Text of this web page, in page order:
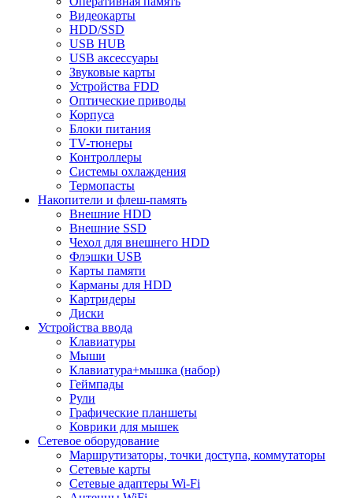
Видеокарты
HDD/SSD
USB HUB
USB аксессуары
Звуковые карты
Устройства FDD
Оптические приводы
Корпуса
Блоки питания
TV-тюнеры
Контроллеры
Системы охлаждения
Термопасты
Накопители и флеш-память
Внешние HDD
Внешние SSD
Чехол для внешнего HDD
Флэшки USB
Карты памяти
Карманы для HDD
Картридеры
Диски
Устройства ввода
Клавиатуры
Мыши
Клавиатура+мышка (набор)
Геймпады
Рули
Графические планшеты
Коврики для мышек
Сетевое оборудование
Маршрутизаторы, точки доступа, коммутаторы
Сетевые карты
Сетевые адаптеры Wi-Fi